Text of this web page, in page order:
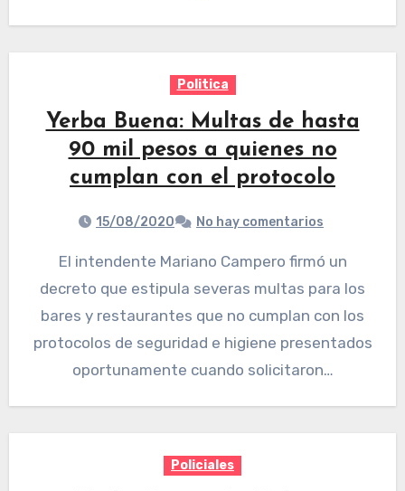
Politica
Yerba Buena: Multas de hasta
90 mil pesos a quienes no
cumplan con el protocolo
15/08/2020 No hay comentarios
El intendente Mariano Campero firmó un
decreto que estipula severas multas para los
bares y restaurantes que no cumplan con los
protocolos de seguridad e higiene presentados
oportunamente cuando solicitaron…
Policiales